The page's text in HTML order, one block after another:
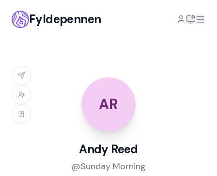
Fyldepennen
AR
Andy Reed
@Sunday Morning